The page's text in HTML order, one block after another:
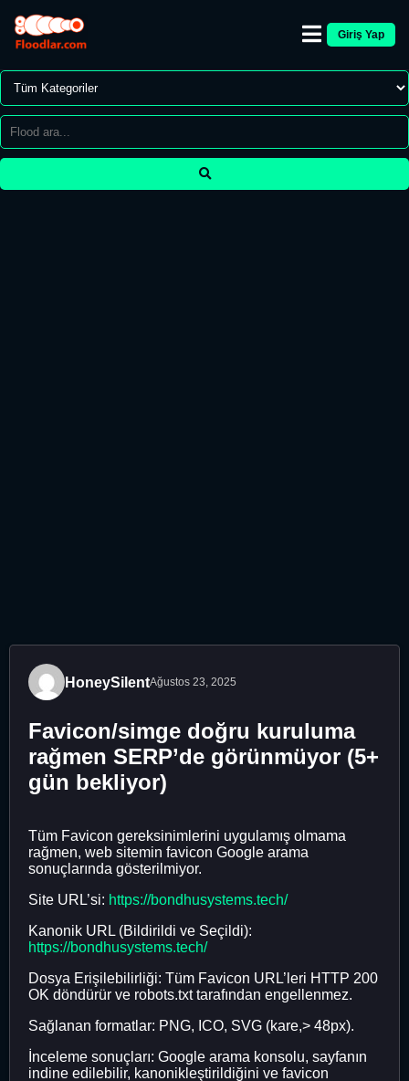
Giriş Yap
HoneySilentAğustos 23, 2025
Favicon/simge doğru kuruluma
rağmen SERP’de görünmüyor (5+
gün bekliyor)
Tüm Favicon gereksinimlerini uygulamış olmama
rağmen, web sitemin favicon Google arama
sonuçlarında gösterilmiyor.
Site URL’si: https://bondhusystems.tech/
Kanonik URL (Bildirildi ve Seçildi):
https://bondhusystems.tech/
Dosya Erişilebilirliği: Tüm Favicon URL’leri HTTP 200
OK döndürür ve robots.txt tarafından engellenmez.
Sağlanan formatlar: PNG, ICO, SVG (kare,> 48px).
İnceleme sonuçları: Google arama konsolu, sayfanın
indine edilebilir, kanonikleştirildiğini ve favicon